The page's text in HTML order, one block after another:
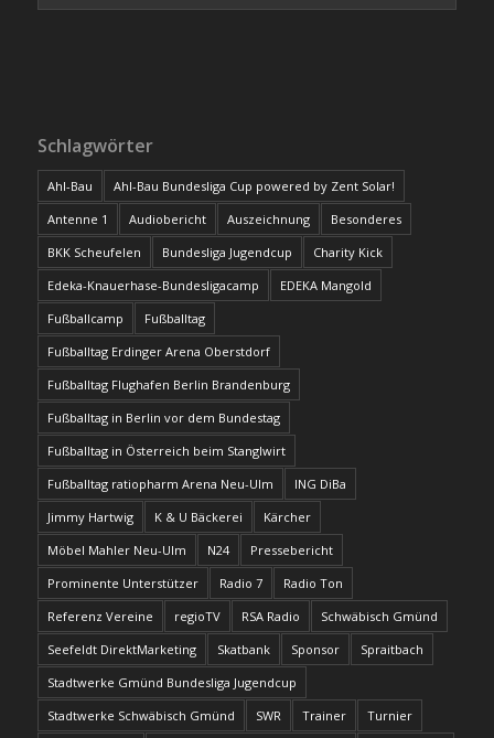
Schlagwörter
Ahl-Bau
Ahl-Bau Bundesliga Cup powered by Zent Solar!
Antenne 1
Audiobericht Auszeichnung
Besonderes
BKK Scheufelen
Bundesliga Jugendcup
Charity Kick
Edeka-Knauerhase-Bundesligacamp
EDEKA Mangold
Fußballcamp
Fußballtag
Fußballtag Erdinger Arena Oberstdorf
Fußballtag Flughafen Berlin Brandenburg
Fußballtag in Berlin vor dem Bundestag
Fußballtag in Österreich beim Stanglwirt
Fußballtag ratiopharm Arena Neu-Ulm
ING DiBa
Jimmy Hartwig
K & U Bäckerei
Kärcher
Möbel Mahler Neu-Ulm
N24
Pressebericht
Prominente Unterstützer
Radio 7
Radio Ton
Referenz Vereine
regioTV RSA Radio
Schwäbisch Gmünd
Seefeldt DirektMarketing
Skatbank Sponsor
Spraitbach
Stadtwerke Gmünd Bundesliga Jugendcup
Stadtwerke Schwäbisch Gmünd
SWR Trainer Turnier